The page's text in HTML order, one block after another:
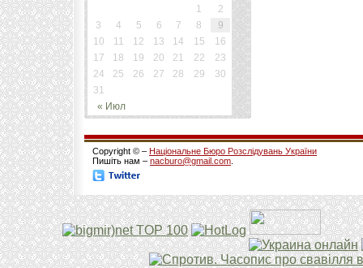
« Июл
1
2
3
4 5 6 7 8
9
10
11 12 13 14 15
16
17
18 19 20 21 22
23
24
25 26 27 28 29
30
31
Copyright © – Національне Бюро Розслідувань України
Пишіть нам – nacburo@gmail.com